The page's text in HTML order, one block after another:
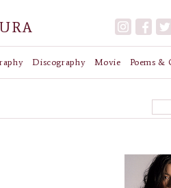
Discography Movie Poems &